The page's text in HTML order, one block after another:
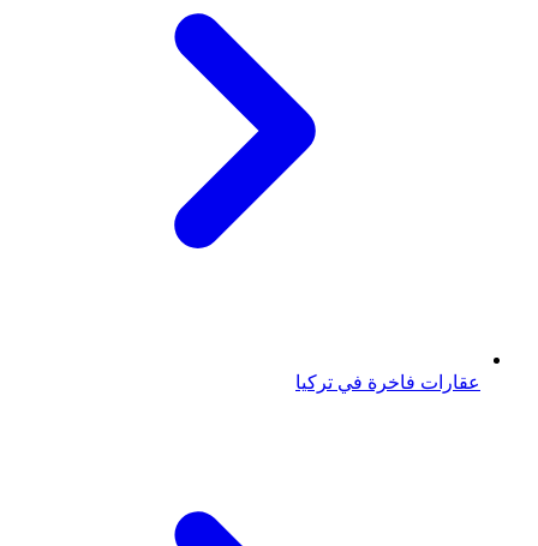
عقارات فاخرة في تركيا